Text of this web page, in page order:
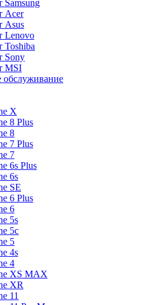
Samsung
Acer
Asus
Lenovo
Toshiba
Sony
MSI
обслуживание
X
8 Plus
8
7 Plus
7
6s Plus
6s
SE
6 Plus
6
5s
5c
5
4s
4
XS MAX
XR
11